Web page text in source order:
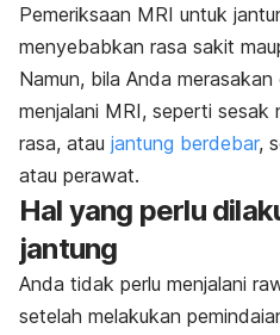
Pemeriksaan MRI untuk
menyebabkan rasa sakit
Namun, bila Anda merasakan
menjalani MRI, seperti sesak
rasa, atau jantung berdebar,
atau perawat.
Hal yang perlu
jantung
Anda tidak perlu menjalani
setelah melakukan